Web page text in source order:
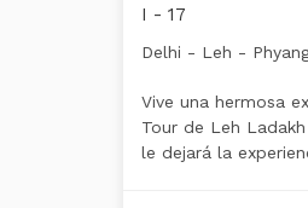
I - 17
Delhi - Leh -
Vive una hermosa
Tour de Leh
le dejará la